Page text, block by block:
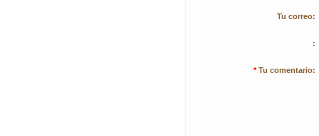
Tu correo:
:
* Tu comentario: